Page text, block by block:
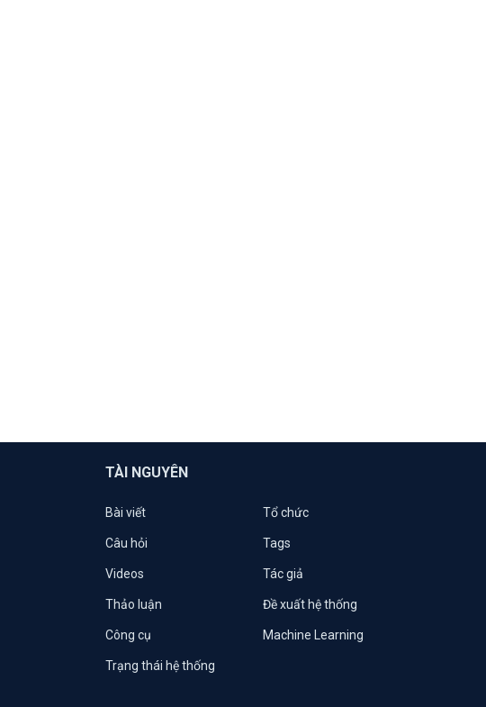
TÀI NGUYÊN
Bài viết Tổ chức
Câu hỏi Tags
Videos Tác giả
Thảo luận Đề xuất hệ thống
Công cụ Machine Learning
Trạng thái hệ thống